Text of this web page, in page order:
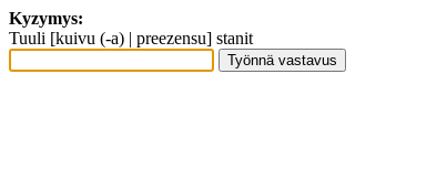
Kyzymys:
Tuuli [kuivu (-a) | preezensu] stanit